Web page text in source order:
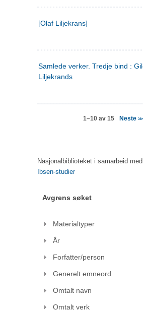
[Olaf Liljekrans]
Samlede verker. Tredje bind :
Liljekrands
1–10 av 15 Neste>>
Nasjonalbiblioteket i samarbeid med
Ibsen-studier
Avgrens søket
Materialtyper
År
Forfatter/person
Generelt emneord
Omtalt navn
Omtalt verk